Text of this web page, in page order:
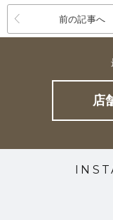
前の記事へ
店